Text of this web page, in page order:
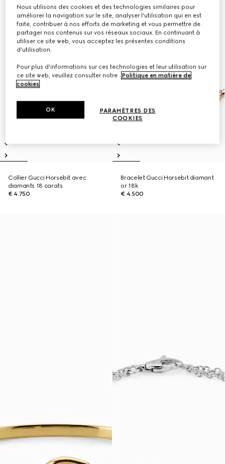
Collier Gucci Horsebit avec
diamants 18 carats
€ 4.750
Bracelet Gucci Horsebit diamant
or 18k
€ 4.500
Nous utilisons des cookies et des technologies similaires pour
améliorer la navigation sur le site, analyser l'utilisation qui en est
faite, contribuer à nos efforts de marketing et vous permettre de
partager nos contenus sur vos réseaux sociaux. En continuant à
utiliser ce site web, vous acceptez les présentes conditions
d'utilisation.
Pour plus d'informations sur ces technologies et leur utilisation sur
ce site web, veuillez consulter notre
Politique en matière de
cookies.
PARAMÈTRES DES
COOKIES
OK